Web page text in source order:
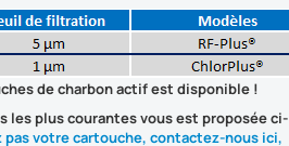
de charbon actif est disponible !
les plus courantes vous est proposée ci-
pas votre cartouche, contactez-nous ici,